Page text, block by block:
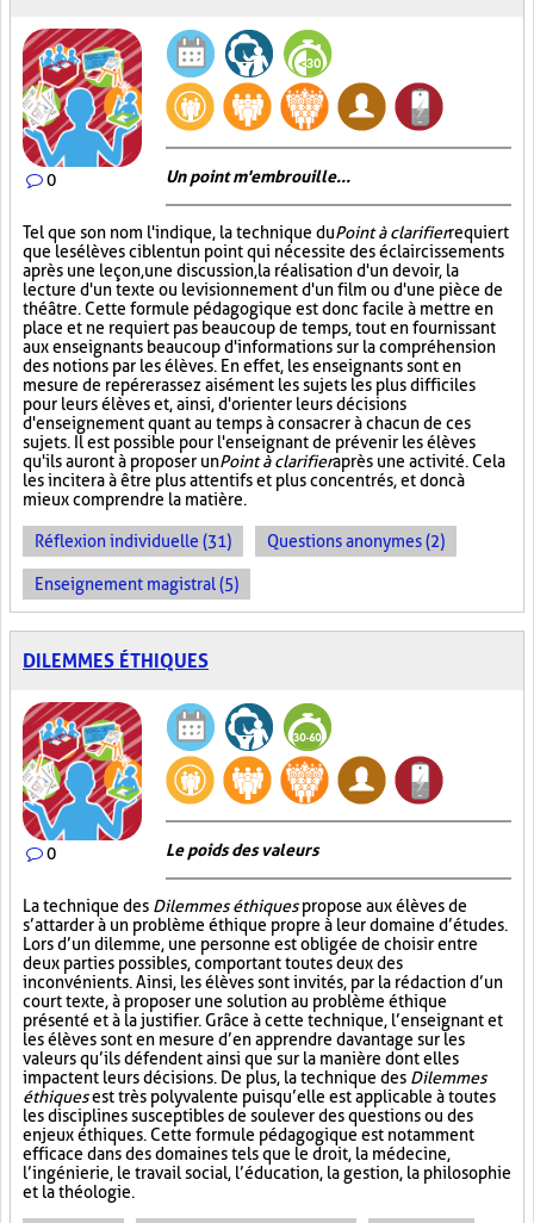
0 Un point m'embrouille...
Tel que son nom l'indique, la technique duPoint à clarifierrequiert
que les élèves ciblent un point qui nécessite des éclaircissements
après une leçon, une discussion, la réalisation d'un devoir, la
lecture d'un texte ou le visionnement d'un film ou d'une pièce de
théâtre. Cette formule pédagogique est donc facile à mettre en
place et ne requiert pas beaucoup de temps, tout en fournissant
aux enseignants beaucoup d'informations sur la compréhension
des notions par les élèves. En effet, les enseignants sont en
mesure de repérer assez aisément les sujets les plus difficiles
pour leurs élèves et, ainsi, d'orienter leurs décisions
d'enseignement quant au temps à consacrer à chacun de ces
sujets. Il est possible pour l'enseignant de prévenir les élèves
qu'ils auront à proposer unPoint à clarifieraprès une activité. Cela
les incitera à être plus attentifs et plus concentrés, et donc à
mieux comprendre la matière.
Réflexion individuelle (31) Questions anonymes (2)
Enseignement magistral (5)
DILEMMES ÉTHIQUES
0 Le poids des valeurs
La technique des Dilemmes éthiquespropose aux élèves de
s’attarder à un problème éthique propre à leur domaine d’études.
Lors d’un dilemme, une personne est obligée de choisir entre
deux parties possibles, comportant toutes deux des
inconvénients. Ainsi, les élèves sont invités, par la rédaction d’un
court texte, à proposer une solution au problème éthique
présenté et à la justifier. Grâce à cette technique, l’enseignant et
les élèves sont en mesure d’en apprendre davantage sur les
valeurs qu’ils défendent ainsi que sur la manière dont elles
impactent leurs décisions. De plus, la technique des Dilemmes
éthiquesest très polyvalente puisqu’elle est applicable à toutes
les disciplines susceptibles de soulever des questions ou des
enjeux éthiques. Cette formule pédagogique est notamment
efficace dans des domaines tels que le droit, la médecine,
l’ingénierie, le travail social, l’éducation, la gestion, la philosophie
et la théologie.